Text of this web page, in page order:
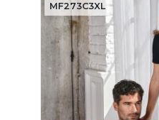
MF273C3XL